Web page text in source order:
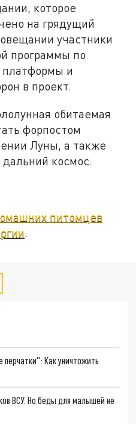
которое
на грядущий
участники
программы по
платформы и
в проект.
обитаемая
форпостом
Луны, а также
космос.
питомцев
перчатки": Как уничтожить
ВСУ. Но беды для малышей не